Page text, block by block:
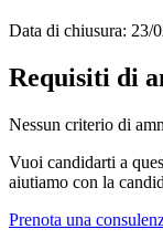
Data di chiusura: 23/
Requisiti di
Nessun criterio di
Vuoi candidarti a
aiutiamo con la
Prenota una